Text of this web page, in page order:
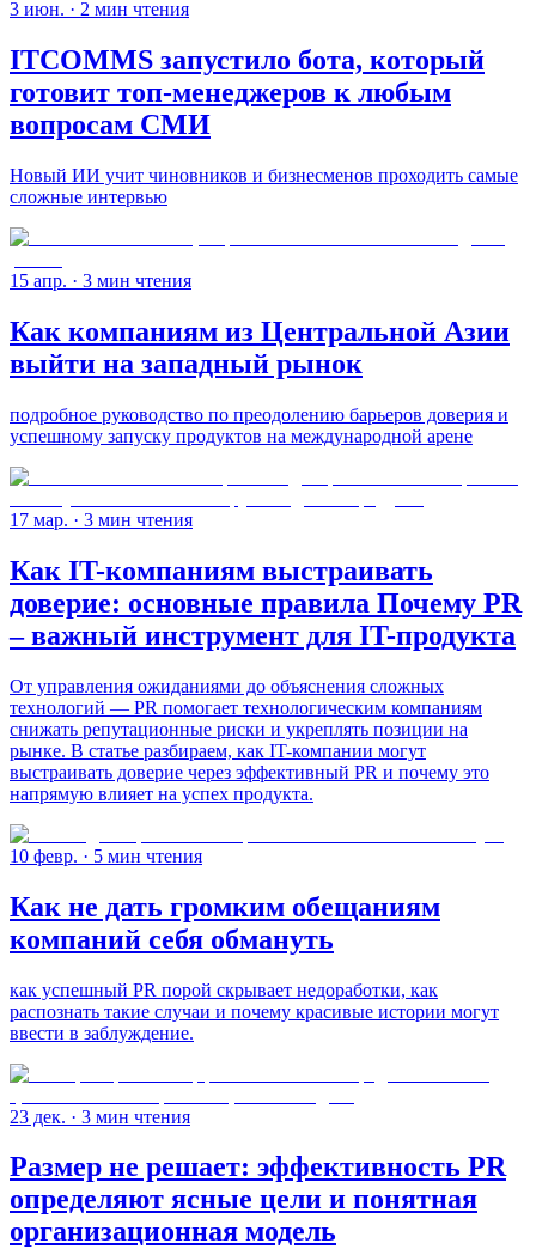
3 июн. · 2 мин чтения
ITCOMMS запустило бота, который
готовит топ-менеджеров к любым
вопросам СМИ
Новый ИИ учит чиновников и бизнесменов проходить самые
сложные интервью
15 апр. · 3 мин чтения
Как компаниям из Центральной Азии
выйти на западный рынок
подробное руководство по преодолению барьеров доверия и
успешному запуску продуктов на международной арене
17 мар. · 3 мин чтения
Как IT-компаниям выстраивать
доверие: основные правила Почему PR
– важный инструмент для IT-продукта
От управления ожиданиями до объяснения сложных
технологий — PR помогает технологическим компаниям
снижать репутационные риски и укреплять позиции на
рынке. В статье разбираем, как IT-компании могут
выстраивать доверие через эффективный PR и почему это
напрямую влияет на успех продукта.
10 февр. · 5 мин чтения
Как не дать громким обещаниям
компаний себя обмануть
как успешный PR порой скрывает недоработки, как
распознать такие случаи и почему красивые истории могут
ввести в заблуждение.
23 дек. · 3 мин чтения
Размер не решает: эффективность PR
определяют ясные цели и понятная
организационная модель